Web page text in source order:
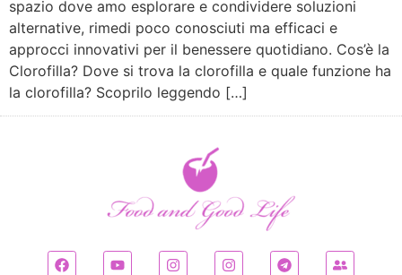
spazio dove amo esplorare e condividere soluzioni
alternative, rimedi poco conosciuti ma efficaci e
approcci innovativi per il benessere quotidiano. Cos’è la
Clorofilla? Dove si trova la clorofilla e quale funzione ha
la clorofilla? Scoprilo leggendo […]